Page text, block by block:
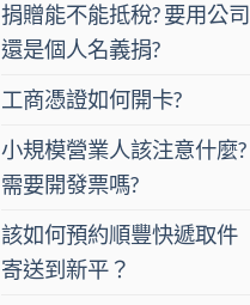
捐贈能不能抵稅? 要用公司
還是個人名義捐?
工商憑證如何開卡?
小規模營業人該注意什麼?
需要開發票嗎?
該如何預約順豐快遞取件
寄送到新平？